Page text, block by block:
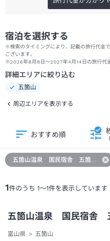
宿泊を選択する
※検索のタイミングにより、記載の旅行代金
ございます。
※2026年8月8日～2027年4月14日の旅行代金
詳細エリアに絞り込む
五箇山
周辺エリアを表示する
1件のうち 1～1件を表示しています
おすすめ順
五箇山温泉 国民宿舎 五箇山荘
五箇山温泉 国民宿舎
富山県
五箇山